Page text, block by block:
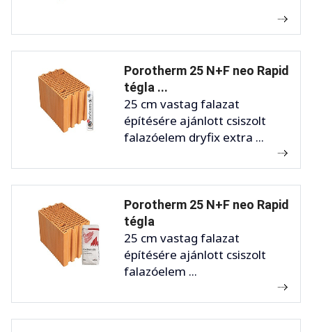
Porotherm 25 N+F neo Rapid
tégla ...
25 cm vastag falazat
építésére ajánlott csiszolt
falazóelem dryfix extra ...
Porotherm 25 N+F neo Rapid
tégla
25 cm vastag falazat
építésére ajánlott csiszolt
falazóelem ...